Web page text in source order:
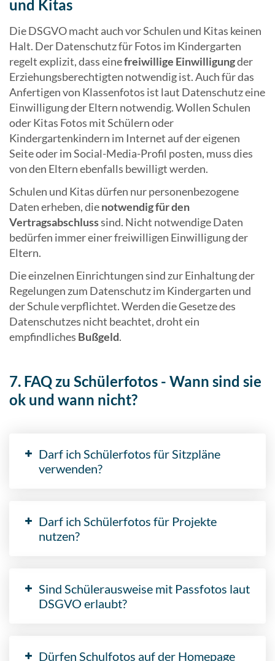
und Kitas
Die DSGVO macht auch vor Schulen und Kitas keinen
Halt. Der Datenschutz für Fotos im Kindergarten
regelt explizit, dass einefreiwillige Einwilligungder
Erziehungsberechtigten notwendig ist. Auch für das
Anfertigen von Klassenfotos ist laut Datenschutz eine
Einwilligung der Eltern notwendig. Wollen Schulen
oder Kitas Fotos mit Schülern oder
Kindergartenkindern im Internet auf der eigenen
Seite oder im Social-Media-Profil posten, muss dies
von den Eltern ebenfalls bewilligt werden.
Schulen und Kitas dürfen nur personenbezogene
Daten erheben, dienotwendig für den
Vertragsabschlusssind. Nicht notwendige Daten
bedürfen immer einer freiwilligen Einwilligung der
Eltern.
Die einzelnen Einrichtungen sind zur Einhaltung der
Regelungen zum Datenschutz im Kindergarten und
der Schule verpflichtet. Werden die Gesetze des
Datenschutzes nicht beachtet, droht ein
empfindliches Bußgeld.
7. FAQ zu Schülerfotos - Wann sind sie
ok und wann nicht?
Darf ich Schülerfotos für Sitzpläne
verwenden?
Darf ich Schülerfotos für Projekte
nutzen?
Sind Schülerausweise mit Passfotos laut
DSGVO erlaubt?
Dürfen Schulfotos auf der Homepage